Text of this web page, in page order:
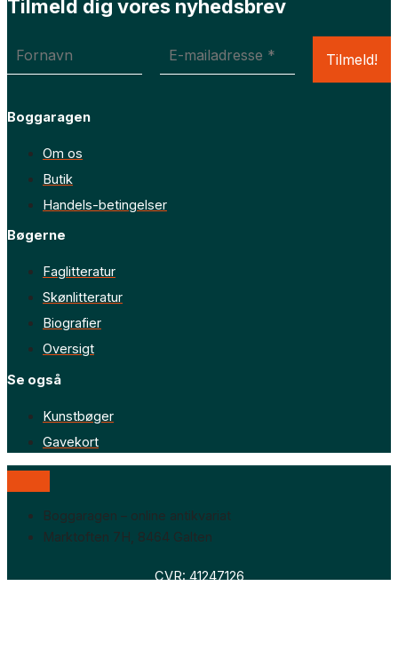
Tilmeld dig vores nyhedsbrev
Boggaragen
Om os
Butik
Handels-betingelser
Bøgerne
Faglitteratur
Skønlitteratur
Biografier
Oversigt
Se også
Kunstbøger
Gavekort
Boggaragen – online antikvariat
Marktoften 7H, 8464 Galten
CVR: 41247126